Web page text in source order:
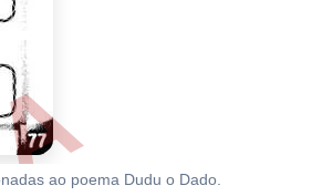
ao poema Dudu o Dado.